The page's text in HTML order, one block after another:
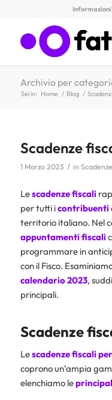
Informazioni
Archivio per
Sei in: Home / Blog /
Scadenze
1 Marzo 2023 / in Scadenze
Lescadenze fiscali
per tutti icontribuenti
territorio italiano. Nel
appuntamenti fiscali
programmare in
con il Fisco.
calendario 2023,
principali.
Scadenze
Lescadenze fiscali
coprono un’ampia
elenchiamo le